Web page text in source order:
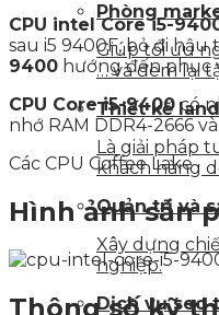
Phòng
Giúp tối ưu
… và đem lại
Thiết kế
Là giải pháp
khách hàng
Quản trị và
Xây dựng
nghiệp.
Dịch vụ seo
CPU intel Core i5-
sau i5 9400F, bỏ đi
9400 hướng đến phục
CPU Core i5-9400 có
nhớ RAM DDR4-2666
Các CPU Coffee Lake
Hình ảnh sản
Thông số kỹ